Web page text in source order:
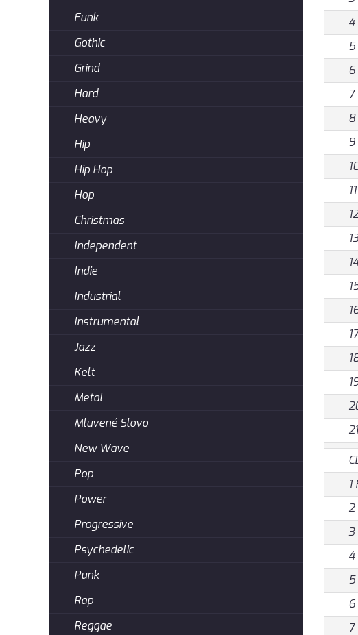
4
5
6
8
9
2
3
4
5
6
Funk
Gothic
Grind
Hard
Heavy
Hip
Hip Hop
Hop
Christmas
Independent
Indie
Industrial
Instrumental
Jazz
Kelt
Metal
Mluvené Slovo
New Wave
Pop
Power
Progressive
Psychedelic
Punk
Rap
Reggae